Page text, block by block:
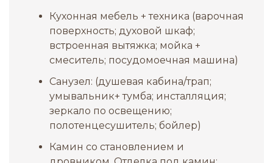
Кухонная мебель + техника (варочная
поверхность; духовой шкаф;
встроенная вытяжка; мойка +
смеситель; посудомоечная машина)
Санузел: (душевая кабина/трап;
умывальник+ тумба; инсталляция;
зеркало по освещению;
полотенцесушитель; бойлер)
Камин со становлением и